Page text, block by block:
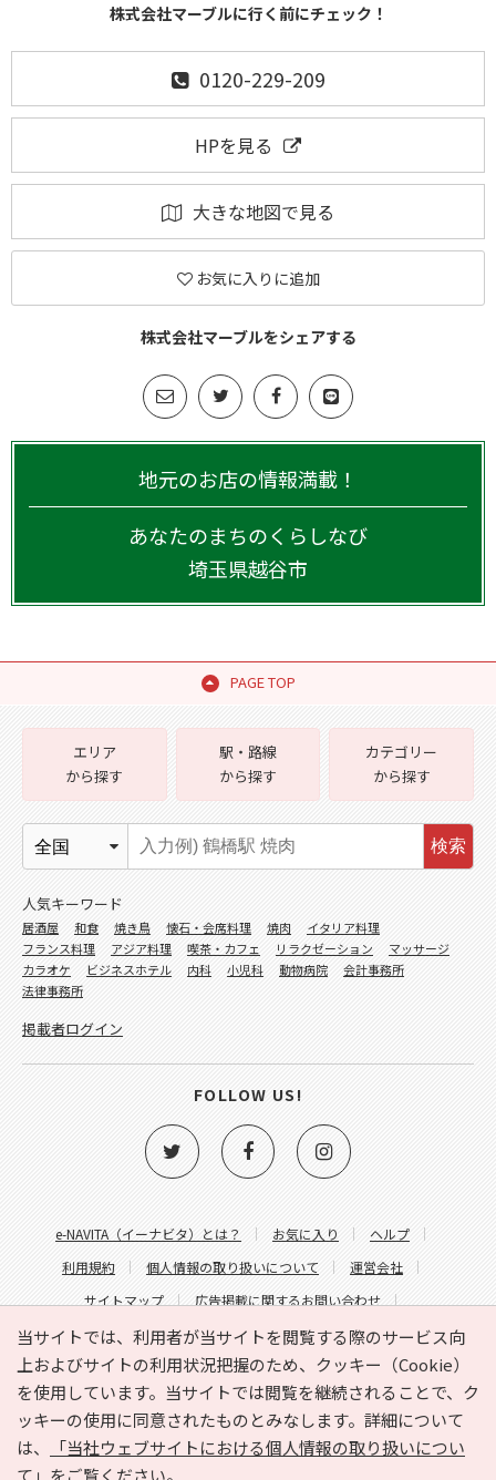
株式会社マーブルに行く前にチェック！
0120-229-209
HPを見る
大きな地図で見る
お気に入りに追加
株式会社マーブルをシェアする
地元のお店の情報満載！
あなたのまちのくらしなび
埼玉県越谷市
PAGE TOP
当サイトでは、利用者が当サイトを閲覧する際のサービス向
上およびサイトの利用状況把握のため、クッキー（Cookie）
を使用しています。当サイトでは閲覧を継続されることで、ク
ッキーの使用に同意されたものとみなします。詳細について
は、
「当社ウェブサイトにおける個人情報の取り扱いについ
て」 をご覧ください。
e-NAVITA（イーナビタ）とは？ お気に入り
ヘルプ
利用規約
個人情報の取り扱いについて
運営会社
サイトマップ
広告掲載に関するお問い合わせ
サイトの内容に関するお問い合わせ
エリア
から探す
駅・路線
から探す
カテゴリー
から探す
検索
人気キーワード
居酒屋 和食 焼き鳥 懐石・会席料理 焼肉
イタリア料理
フランス料理
アジア料理 喫茶・カフェ リラクゼーション
マッサージ
カラオケ
ビジネスホテル 内科 小児科 動物病院
会計事務所
法律事務所
掲載者ログイン
FOLLOW US!
Copyright © HYOJITO.Co.,Ltd. All Rights Reserved.